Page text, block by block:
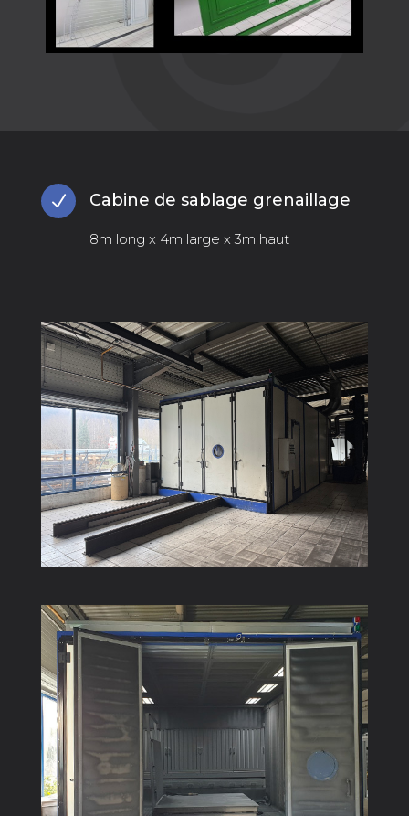
N Cabine de sablage grenaillage
8m long x 4m large x 3m haut